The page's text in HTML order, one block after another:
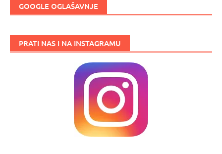
GOOGLE OGLAŠAVNJE
PRATI NAS I NA INSTAGRAMU